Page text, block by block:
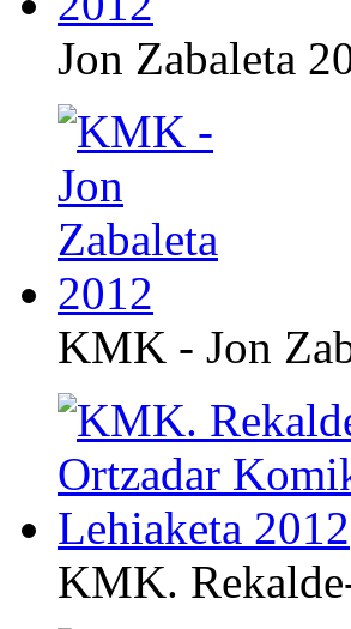
Jon Zabaleta
KMK - Jon
KMK.